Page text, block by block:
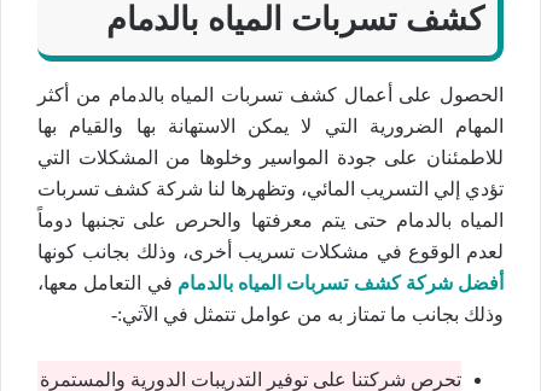
كشف تسربات المياه بالدمام
الحصول على أعمال كشف تسربات المياه بالدمام من أكثر
المهام الضرورية التي لا يمكن الاستهانة بها والقيام بها
للاطمئنان على جودة المواسير وخلوها من المشكلات التي
تؤدي إلي التسريب المائي، وتظهرها لنا شركة كشف تسربات
المياه بالدمام حتى يتم معرفتها والحرص على تجنبها دوماً
لعدم الوقوع في مشكلات تسريب أخرى، وذلك بجانب كونها
أفضل شركة كشف تسربات المياه بالدمام في التعامل معها،
وذلك بجانب ما تمتاز به من عوامل تتمثل في الآتي:-
تحرص شركتنا على توفير التدريبات الدورية والمستمرة